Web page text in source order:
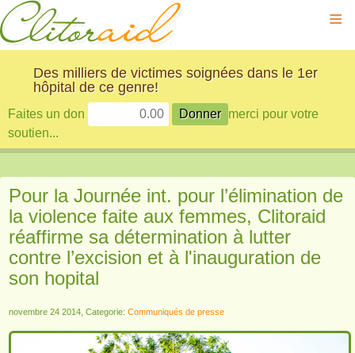
≡
Des milliers de victimes soignées dans le 1er
hôpital de ce genre!
Faites un don
merci pour votre
soutien...
Pour la Journée int. pour l’élimination de
la violence faite aux femmes, Clitoraid
réaffirme sa détermination à lutter
contre l’excision et à l'inauguration de
son hopital
novembre 24 2014, Categorie: Communiqués de presse